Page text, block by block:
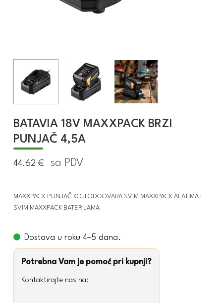
BATAVIA 18V MAXXPACK BRZI
PUNJAČ 4,5A
44.62 € sa PDV
MAXXPACK PUNJAČ KOJI ODGOVARA SVIM MAXXPACK ALATIMA I
SVIM MAXXPACK BATERIJAMA
Dostava u roku 4–5 dana.
Potrebna Vam je pomoć pri kupnji?
Kontaktirajte nas na: